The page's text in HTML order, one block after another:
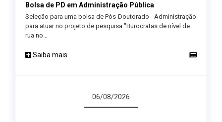
Bolsa de PD em Administração Pública
Seleção para uma bolsa de Pós-Doutorado - Administração
para atuar no projeto de pesquisa "Burocratas de nível de
rua no…
Saiba mais
06/08/2026